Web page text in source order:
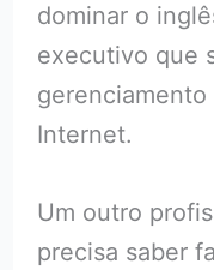
dominar o
executivo que
Internet.
Um outro
precisa saber